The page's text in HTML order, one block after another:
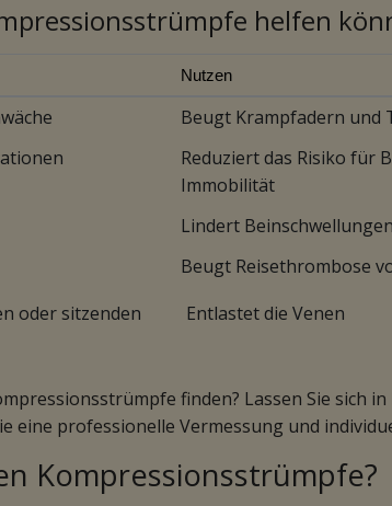
helfen
Nutzen
Beugt Krampfadern und
Reduziert das Risiko für
Immobilität
Lindert Beinschwellungen
Beugt Reisethrombose
oder sitzenden
Entlastet die Venen
finden? Lassen Sie sich
eine professionelle Vermessung und
Kompressionsstrümpfe?